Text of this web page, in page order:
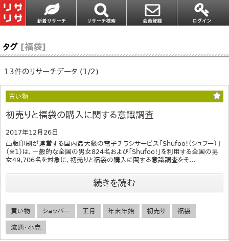
タグ [福袋]
13件のリサーチデータ (1/2)
買い物
初売りと福袋の購入に関する意識調査
2017年12月26日
凸版印刷が運営する国内最大級の電子チラシサービス「Shufoo!（シュフー）」
（※1）は、一般的な全国の男女824名および「Shufoo!」を利用する全国の男
女49,706名を対象に、初売りと福袋の購入に関する意識調査をそ...
続きを読む
買い物 ショッパー 正月 年末年始 初売り 福袋
流通・小売